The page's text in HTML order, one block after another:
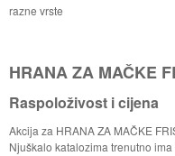
razne vrste
HRANA ZA MAČKE
Raspoloživost i cijena
Akcija za HRANA ZA MAČKE
Njuškalo katalozima trenutno